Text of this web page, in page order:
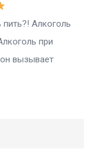
при
вызывает